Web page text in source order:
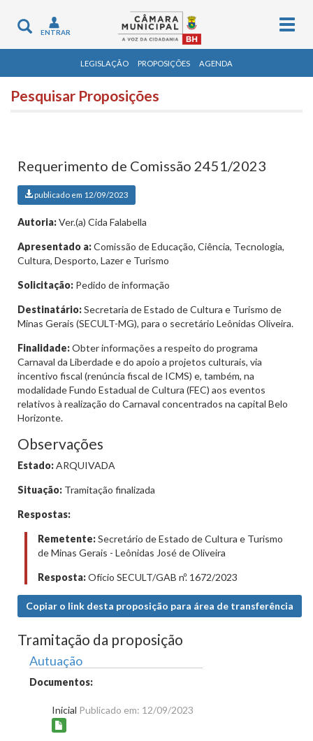
Toggle
navigation
ENTRAR
LEGISLAÇÃO PROPOSIÇÕES AGENDA
Pesquisar Proposições
Requerimento de Comissão 2451/2023
publicado em 12/09/2023
Autoria:Ver.(a) Cida Falabella
Apresentado a:Comissão de Educação, Ciência, Tecnologia,
Cultura, Desporto, Lazer e Turismo
Solicitação: Pedido de informação
Destinatário:Secretaria de Estado de Cultura e Turismo de
Minas Gerais (SECULT-MG), para o secretário Leônidas Oliveira.
Finalidade:Obter informações a respeito do programa
Carnaval da Liberdade e do apoio a projetos culturais, via
incentivo fiscal (renúncia fiscal de ICMS) e, também, na
modalidade Fundo Estadual de Cultura (FEC) aos eventos
relativos à realização do Carnaval concentrados na capital Belo
Horizonte.
Observações
Estado:ARQUIVADA
Situação: Tramitação finalizada
Respostas:
Remetente:Secretário de Estado de Cultura e Turismo
de Minas Gerais - Leônidas José de Oliveira
Resposta:Ofício SECULT/GAB nº. 1672/2023
Copiar o link desta proposição para área de transferência
Tramitação da proposição
Autuação
Documentos:
Inicial Publicado em: 12/09/2023